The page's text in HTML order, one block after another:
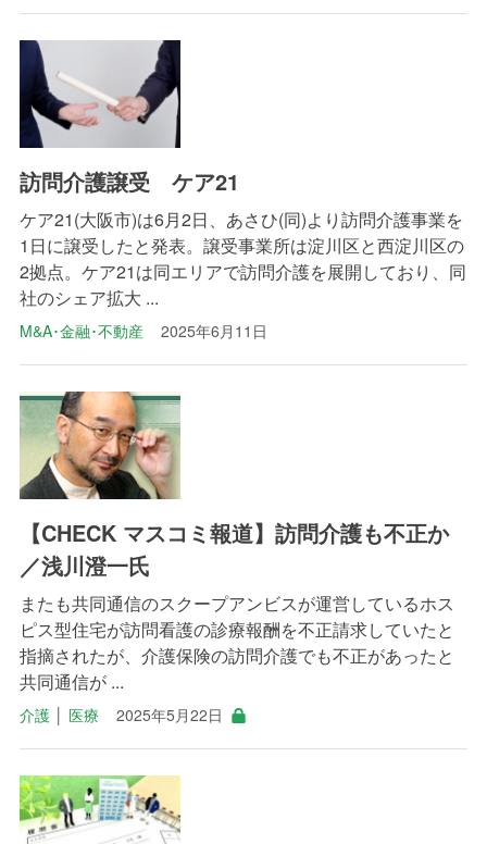
訪問介護譲受 ケア21
ケア21(大阪市)は6月2日、あさひ(同)より訪問介護事業を
1日に譲受したと発表。譲受事業所は淀川区と西淀川区の
2拠点。ケア21は同エリアで訪問介護を展開しており、同
社のシェア拡大 ...
M&A･金融･不動産 2025年6月11日
【CHECK マスコミ報道】訪問介護も不正か
／浅川澄一氏
またも共同通信のスクープアンビスが運営しているホス
ピス型住宅が訪問看護の診療報酬を不正請求していたと
指摘されたが、介護保険の訪問介護でも不正があったと
共同通信が ...
介護│ 医療 2025年5月22日